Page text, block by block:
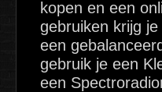
kopen en een
gebruiken krijg
een
gebruik je een
een